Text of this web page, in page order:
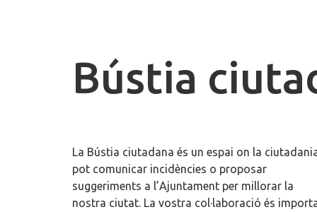
Bústia
La Bústia ciutadana és un espai on la
pot comunicar incidències o proposar
suggeriments a l’Ajuntament per millorar la
nostra ciutat. La vostra col·laboració és